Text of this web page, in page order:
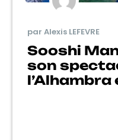
par Alexis LEFEVRE
Sooshi
son
l’Alhambra